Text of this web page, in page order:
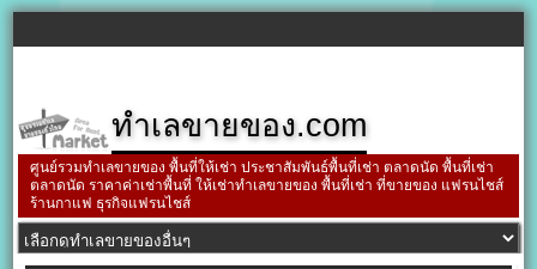
ทำเลขายของ.com
ศูนย์รวมทำเลขายของ พื้นที่ให้เช่า ประชาสัมพันธ์พื้นที่เช่า ตลาดนัด พื้นที่เช่า
ตลาดนัด ราคาค่าเช่าพื้นที่ ให้เช่าทำเลขายของ พื้นที่เช่า ที่ขายของ แฟรนไชส์
ร้านกาแฟ ธุรกิจแฟรนไชส์